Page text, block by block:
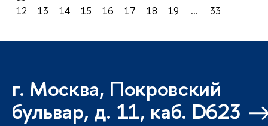
12
13 14 15 16 17 18 19 ... 33
г. Москва, Покровский
бульвар, д. 11, каб. D623